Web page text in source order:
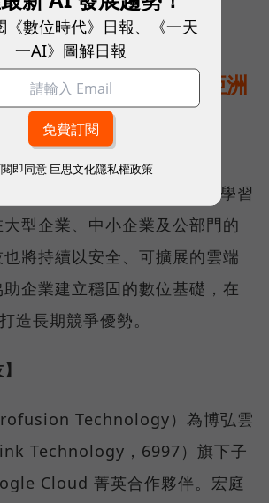
競爭力，引領下一代亞洲
技將持續深化與 Google
加速推動 生成式 AI、機器學習
型企業、中小企業及公部門的
將持續以安全、可擴展的雲端
企業建立穩固的數位基礎，在
造長期競爭優勢。
Technology）為博弘雲
Technology，6997）旗下子
Cloud 菁英合作夥伴。宏庭
《數位時代》日報、《一天
一AI》圖解日報
即同意 巨思文化隱私權政策